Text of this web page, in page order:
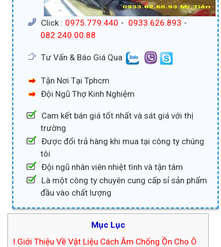
Click : 0975.779.440 - 0933.626.893 -
082.240.00.88
Tư Vấn & Báo Giá Qua
Tận Nơi Tại Tphcm
Đội Ngũ Thợ Kinh Nghiệm
Cam kết bán giá tốt nhất và sát giá với thị
trường
Được đổi trả hàng khi mua tại công ty chúng
tôi
Đội ngũ nhân viên nhiệt tình và tận tâm
Là một công ty chuyên cung cấp sỉ sản phẩm
đầu vào chất lượng
Mục Lục
I.Giới Thiệu Về Vật Liệu Cách Âm Chống Ồn Cho Ô